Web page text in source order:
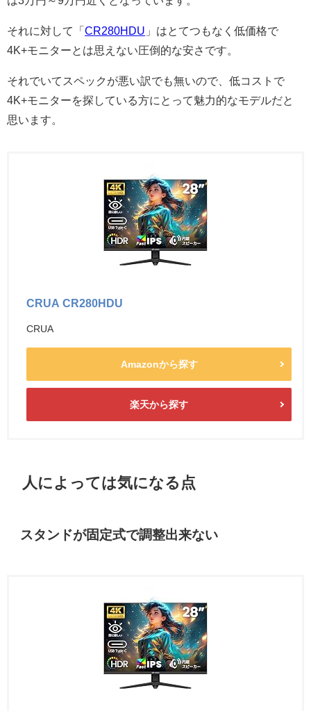
それに対して「 CR280HDU 」はとてつもなく低価格で
4K+モニターとは思えない圧倒的な安さです。
それでいてスペックが悪い訳でも無いので、低コストで
4K+モニターを探している方にとって魅力的なモデルだと
思います。
CRUA CR280HDU
CRUA
Amazonから探す
楽天から探す
人によっては気になる点
スタンドが固定式で調整出来ない